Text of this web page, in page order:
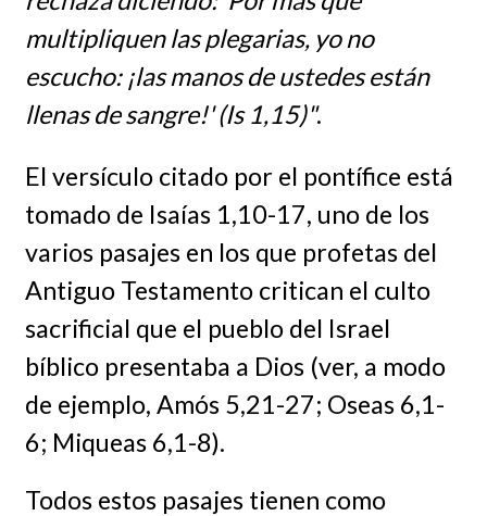
multipliquen las plegarias, yo no
escucho: ¡las manos de ustedes están
llenas de sangre!' (Is 1,15)".
El versículo citado por el pontífice está
tomado de Isaías 1,10-17, uno de los
varios pasajes en los que profetas del
Antiguo Testamento critican el culto
sacrificial que el pueblo del Israel
bíblico presentaba a Dios (ver, a modo
de ejemplo, Amós 5,21-27; Oseas 6,1-
6; Miqueas 6,1-8).
Todos estos pasajes tienen como